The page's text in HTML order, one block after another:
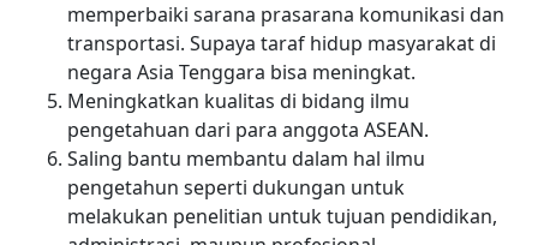
memperbaiki sarana prasarana komunikasi dan
transportasi. Supaya taraf hidup masyarakat di
negara Asia Tenggara bisa meningkat.
Meningkatkan kualitas di bidang ilmu
pengetahuan dari para anggota ASEAN.
Saling bantu membantu dalam hal ilmu
pengetahun seperti dukungan untuk
melakukan penelitian untuk tujuan pendidikan,